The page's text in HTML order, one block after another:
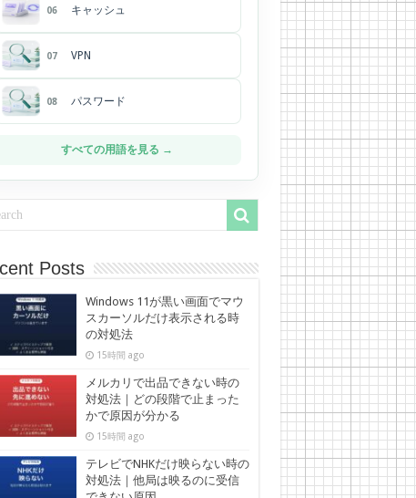
06 キャッシュ
07 VPN
08 パスワード
すべての用語を見る →
Posts
Windows 11が黒い画面でマウ
スカーソルだけ表示される時
の対処法
15時間 ago
メルカリで出品できない時の
対処法｜どの段階で止まった
かで原因が分かる
15時間 ago
テレビでNHKだけ映らない時の
対処法｜他局は映るのに受信